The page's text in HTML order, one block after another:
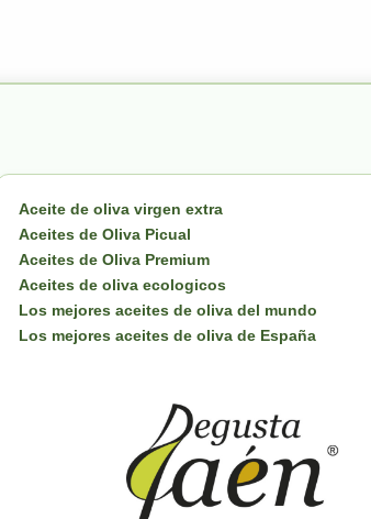
Aceite de oliva virgen extra
Aceites de Oliva Picual
Aceites de Oliva Premium
Aceites de oliva ecologicos
Los mejores aceites de oliva del mundo
Los mejores aceites de oliva de España